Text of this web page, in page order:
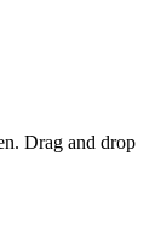
Drag and drop